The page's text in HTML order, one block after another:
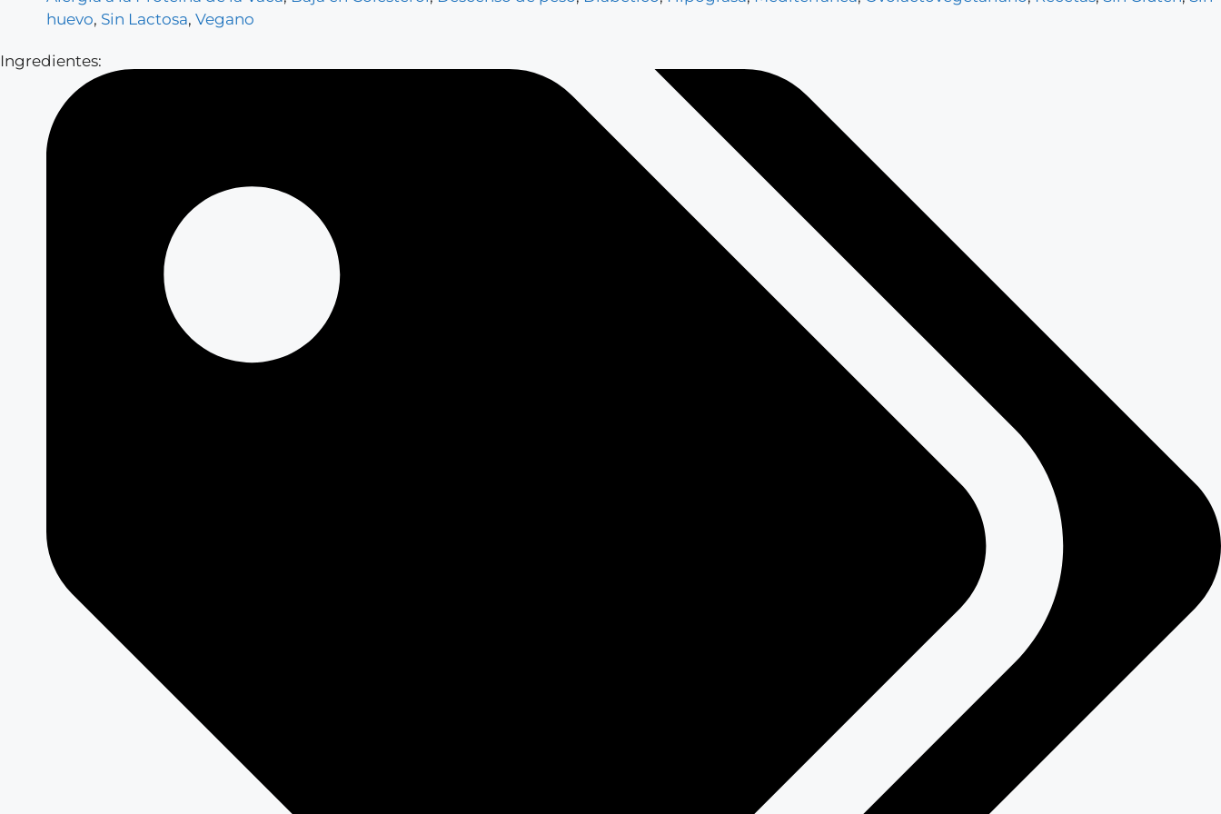
huevo, Sin Lactosa, Vegano
Ingredientes: